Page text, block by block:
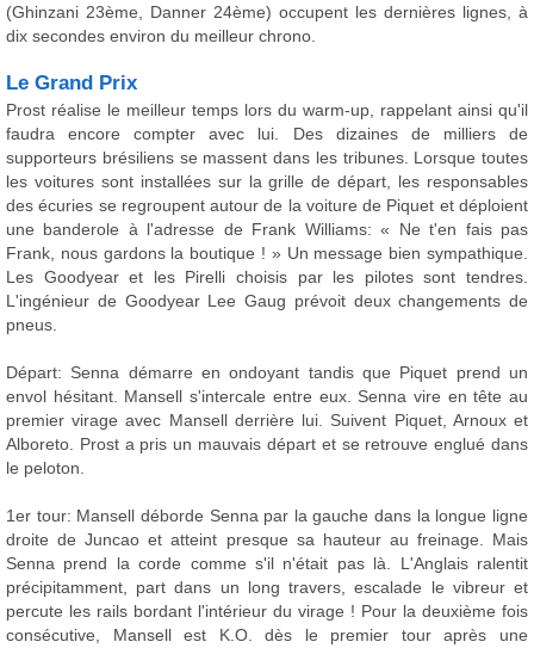
(Ghinzani 23ème, Danner 24ème) occupent les dernières lignes, à
dix secondes environ du meilleur chrono.
Le Grand Prix
Prost réalise le meilleur temps lors du warm-up, rappelant ainsi qu'il
faudra encore compter avec lui. Des dizaines de milliers de
supporteurs brésiliens se massent dans les tribunes. Lorsque toutes
les voitures sont installées sur la grille de départ, les responsables
des écuries se regroupent autour de la voiture de Piquet et déploient
une banderole à l'adresse de Frank Williams: « Ne t'en fais pas
Frank, nous gardons la boutique ! » Un message bien sympathique.
Les Goodyear et les Pirelli choisis par les pilotes sont tendres.
L'ingénieur de Goodyear Lee Gaug prévoit deux changements de
pneus.
Départ: Senna démarre en ondoyant tandis que Piquet prend un
envol hésitant. Mansell s'intercale entre eux. Senna vire en tête au
premier virage avec Mansell derrière lui. Suivent Piquet, Arnoux et
Alboreto. Prost a pris un mauvais départ et se retrouve englué dans
le peloton.
1er tour: Mansell déborde Senna par la gauche dans la longue ligne
droite de Juncao et atteint presque sa hauteur au freinage. Mais
Senna prend la corde comme s'il n'était pas là. L'Anglais ralentit
précipitamment, part dans un long travers, escalade le vibreur et
percute les rails bordant l'intérieur du virage ! Pour la deuxième fois
consécutive, Mansell est K.O. dès le premier tour après une